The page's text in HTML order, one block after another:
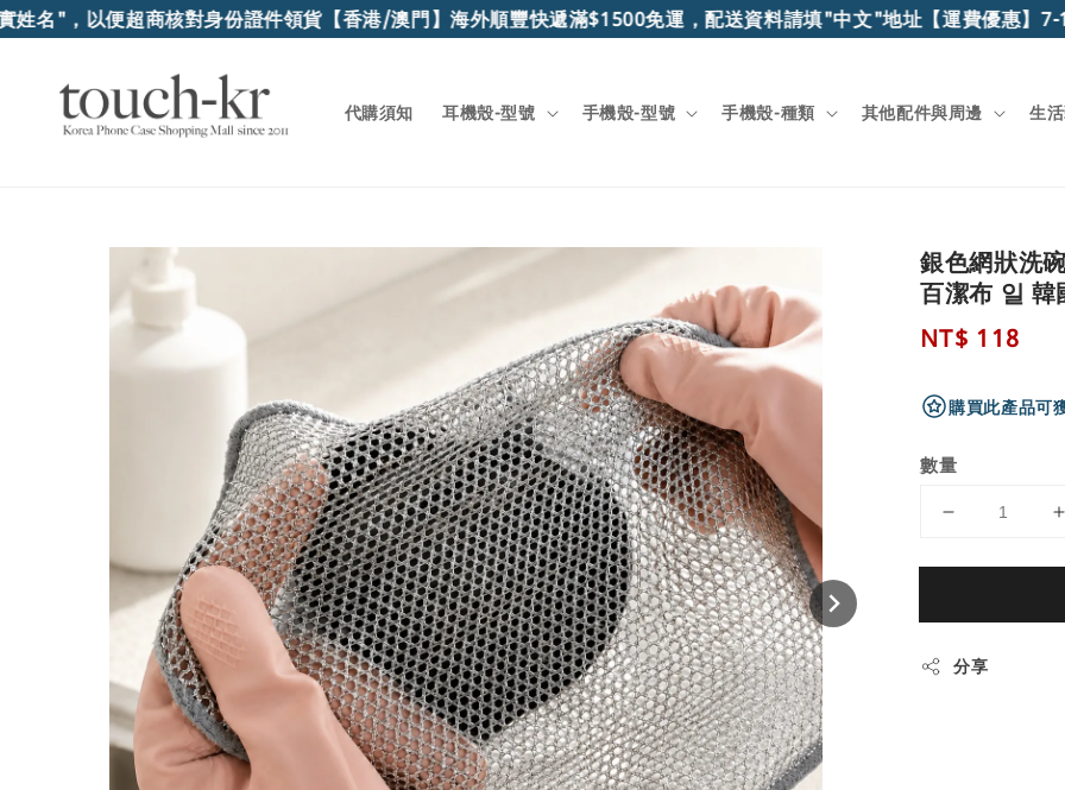
名"，以便超商核對身份證件領貨【香港/澳門】海外順豐快遞滿$1500免運，配送資料請填"中文"地址【運費優惠】7-
代購須知 耳機殼-型號 手機殼-型號 手機殼-種類 其他配件與周邊 生
銀色網狀洗
百潔布 일 韓
Regular
NT$ 118
購買此產品可
數量
分享